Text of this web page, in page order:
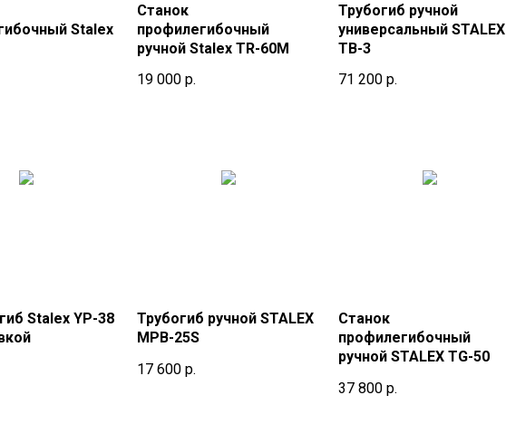
Stalex
Станок
профилегибочный
ручной Stalex TR-60M
19 000 р.
Трубогиб ручной
универсальный STALEX
TB-3
71 200 р.
Stalex YP-38
Трубогиб ручной STALEX
MPB-25S
17 600 р.
Станок
профилегибочный
ручной STALEX TG-50
37 800 р.